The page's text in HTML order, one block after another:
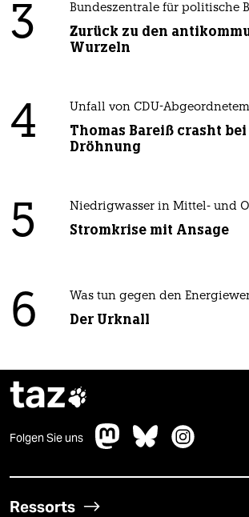
3 Bundeszentrale für politische
Zurück zu den
Wurzeln
4 Unfall von CDU-Abgeordnetem
Thomas Bareiß crasht
Dröhnung
5 Niedrigwasser in Mittel- und
Stromkrise mit Ansage
6 Was tun gegen den
Der Urknall
taz
Folgen Sie uns
Ressorts